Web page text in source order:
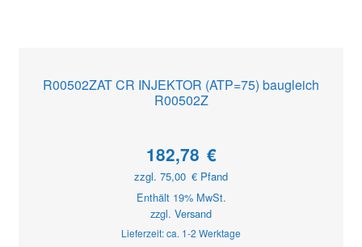
R00502ZAT CR INJEKTOR (ATP=75) baugleich
R00502Z
182,78 €
zzgl. 75,00 € Pfand
Enthält 19% MwSt.
zzgl. Versand
Lieferzeit: ca. 1-2 Werktage